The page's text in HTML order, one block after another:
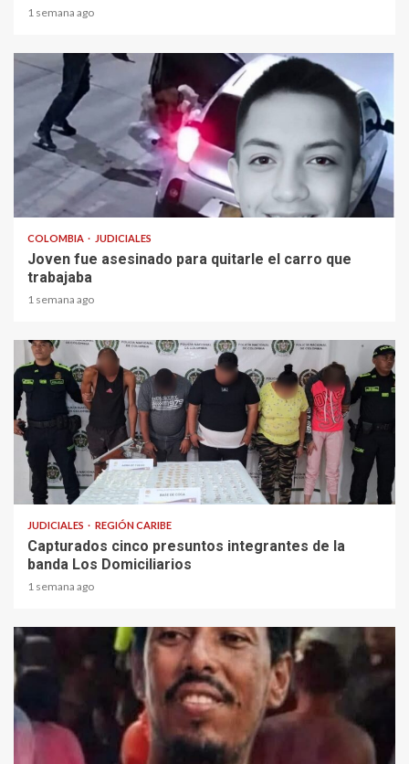
1 semana ago
2 min read
COLOMBIA JUDICIALES
Joven fue asesinado para quitarle el carro que
trabajaba
1 semana ago
1 min read
JUDICIALES REGIÓN CARIBE
Capturados cinco presuntos integrantes de la
banda Los Domiciliarios
1 semana ago